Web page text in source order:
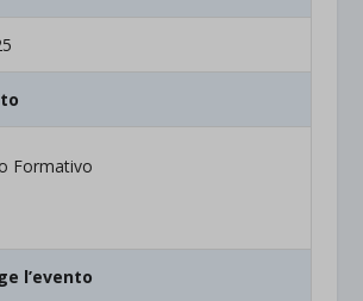
Formativo
l’evento